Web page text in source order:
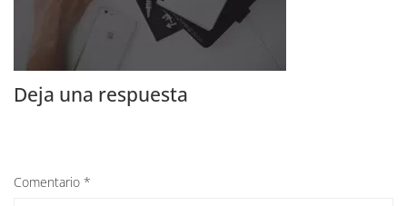
Deja una respuesta
Comentario *